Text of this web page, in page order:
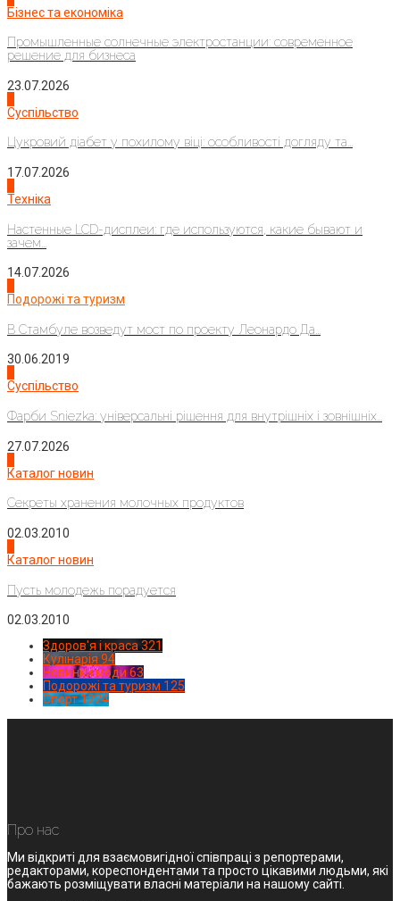
Бізнес та економіка
Промышленные солнечные электростанции: современное
решение для бизнеса
23.07.2026
Суспільство
Цукровий діабет у похилому віці: особливості догляду та...
17.07.2026
Техніка
Настенные LCD-дисплеи: где используются, какие бывают и
зачем...
14.07.2026
Подорожі та туризм
В Стамбуле возведут мост по проекту Леонардо Да...
30.06.2019
Суспільство
Фарби Sniezka: універсальні рішення для внутрішніх і зовнішніх...
27.07.2026
Каталог новин
Секреты хранения молочных продуктов
02.03.2010
Каталог новин
Пусть молодежь порадуется
02.03.2010
Здоров'я і краса 321
Кулінарія 94
Новинки моди 63
Подорожі та туризм 125
Спорт1224
Про нас
Ми відкриті для взаємовигідної співпраці з репортерами,
редакторами, кореспондентами та просто цікавими людьми, які
бажають розміщувати власні матеріали на нашому сайті.